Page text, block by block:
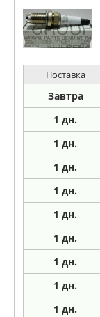
Поставка
Завтра
1 дн.
1 дн.
1 дн.
1 дн.
1 дн.
1 дн.
1 дн.
1 дн.
1 дн.